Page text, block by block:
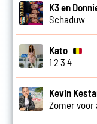
K3 en
Schaduw
Kato
1 2 3 4
Kevin
Zomer voor